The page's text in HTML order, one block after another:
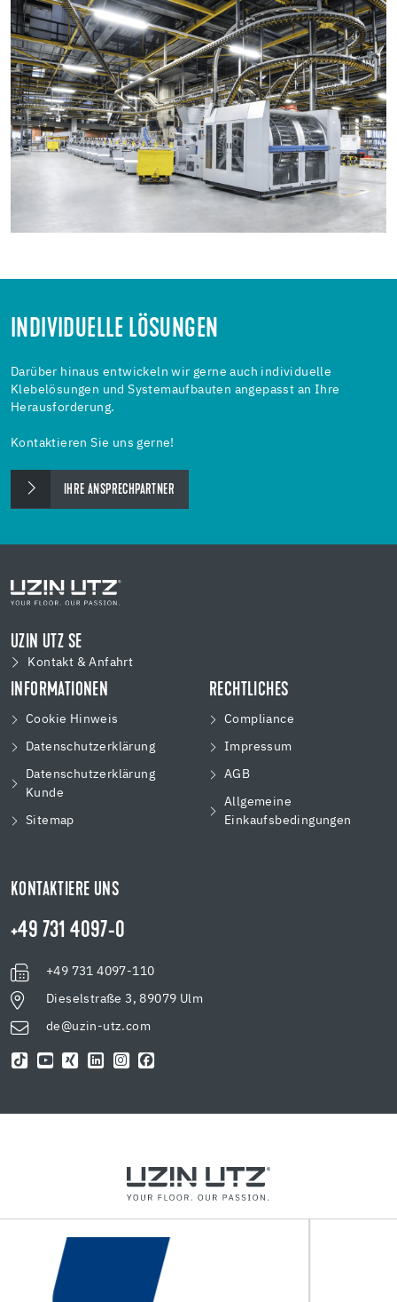
INDIVIDUELLE LÖSUNGEN
Darüber hinaus entwickeln wir gerne auch individuelle
Klebelösungen und Systemaufbauten angepasst an Ihre
Herausforderung.
Kontaktieren Sie uns gerne!
IHRE ANSPRECHPARTNER
UZIN UTZ SE
Kontakt & Anfahrt
INFORMATIONEN
Cookie Hinweis
Datenschutzerklärung
Datenschutzerklärung
Kunde
Sitemap
RECHTLICHES
Compliance
Impressum
AGB
Allgemeine
Einkaufsbedingungen
KONTAKTIERE UNS
+49 731 4097-0
+49 731 4097-110
Dieselstraße 3, 89079 Ulm
de@uzin-utz.com